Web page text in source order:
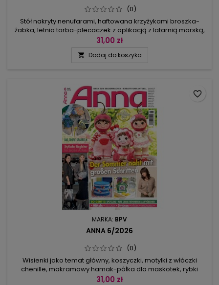
(0)
Stół nakryty nenufarami, haftowana krzyżykami broszka-
żabka, letnia torba-plecaczek z aplikacją z latarnią morską,
a tuż obok figurki mew i latarni morskiej (kolekcja do uszycia)
wakacyjne projekty.Pasują do nich torebka w pasy i
31,00 zł
 Dodaj do koszyka
MARKA: BPV
ANNA 6/2026
(0)
Wisienki jako temat główny, koszyczki, motylki z włóczki
chenille, makramowy hamak-półka dla maskotek, rybki
pływające wokół pufa, na którym niebieskie i jasnoniebieskie
31,00 zł
favorite_border